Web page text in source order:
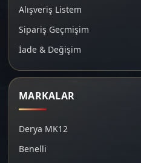
Alışveriş Listem
Sipariş Geçmişim
İade & Değişim
MARKALAR
Derya MK12
Benelli